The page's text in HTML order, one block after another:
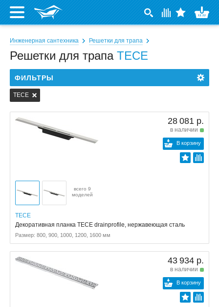
Инженерная сантехника Решетки для трапа
Решетки для трапа TECE
ФИЛЬТРЫ
TECE
28 081 р.
в наличии
В корзину
всего 9
моделей
TECE
Декоративная планка TECE drainprofile, нержавеющая сталь
Размер: 800, 900, 1000, 1200, 1600 мм
43 934 р.
в наличии
В корзину